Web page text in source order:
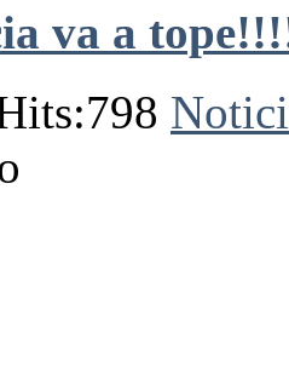
va a